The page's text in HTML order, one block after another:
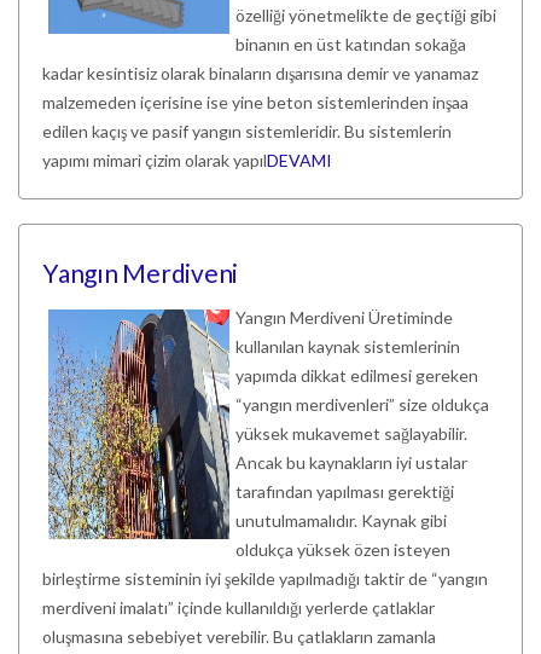
özelliği yönetmelikte de geçtiği gibi
binanın en üst katından sokağa
kadar kesintisiz olarak binaların dışarısına demir ve yanamaz
malzemeden içerisine ise yine beton sistemlerinden inşaa
edilen kaçış ve pasif yangın sistemleridir. Bu sistemlerin
yapımı mimari çizim olarak yapılDEVAMI
Yangın Merdiveni
Yangın Merdiveni Üretiminde
kullanılan kaynak sistemlerinin
yapımda dikkat edilmesi gereken
“yangın merdivenleri” size oldukça
yüksek mukavemet sağlayabilir.
Ancak bu kaynakların iyi ustalar
tarafından yapılması gerektiği
unutulmamalıdır. Kaynak gibi
oldukça yüksek özen isteyen
birleştirme sisteminin iyi şekilde yapılmadığı taktir de “yangın
merdiveni imalatı” içinde kullanıldığı yerlerde çatlaklar
oluşmasına sebebiyet verebilir. Bu çatlakların zamanla